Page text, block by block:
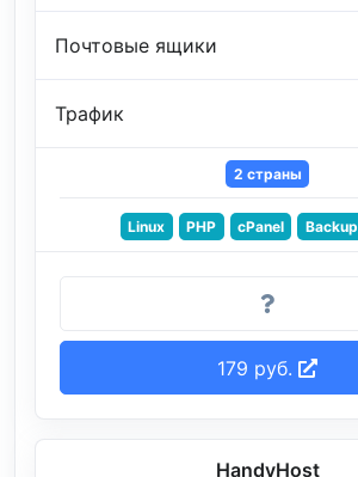
Почтовые ящики
Трафик
2 страны
Linux PHP cPanel Backup
179 руб.
HandyHost